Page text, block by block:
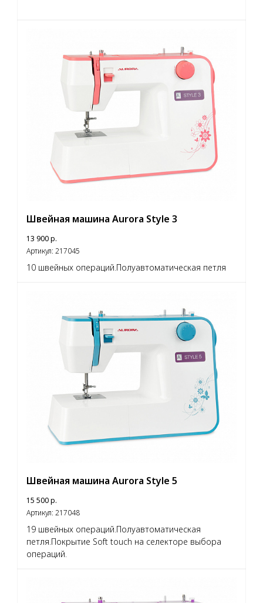
Швейная машина Aurora Style 3
13 900р.
Артикул: 217045
10 швейных операций.Полуавтоматическая петля
Швейная машина Aurora Style 5
15 500р.
Артикул: 217048
19 швейных операций.Полуавтоматическая
петля.Покрытие Soft touch на селекторе выбора
операций.